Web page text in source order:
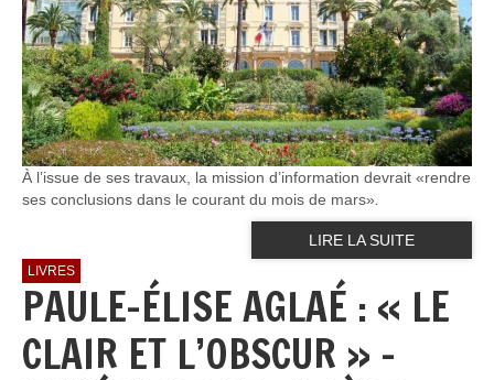
À l’issue de ses travaux, la mission d’information devrait «rendre
ses conclusions dans le courant du mois de mars»
LIRE LA SUITE
LIVRES
PAULE-ÉLISE AGLAÉ : « LE
CLAIR ET L’OBSCUR » –